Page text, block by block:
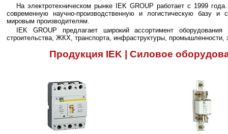
На электротехническом рынке IEK GROUP работает с 1999
современную научно-производственную и логистическую базу и
мировым производителям.
IEK GROUP предлагает широкий ассортимент
строительства, ЖКХ, транспорта, инфраструктуры, промышленности,
Продукция IEK | Cиловое